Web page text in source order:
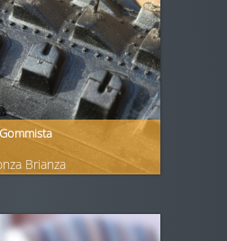
Gommista
Brianza